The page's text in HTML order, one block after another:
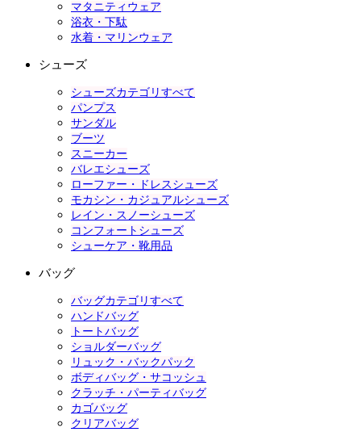
マタニティウェア
浴衣・下駄
水着・マリンウェア
シューズ
シューズカテゴリすべて
パンプス
サンダル
ブーツ
スニーカー
バレエシューズ
ローファー・ドレスシューズ
モカシン・カジュアルシューズ
レイン・スノーシューズ
コンフォートシューズ
シューケア・靴用品
バッグ
バッグカテゴリすべて
ハンドバッグ
トートバッグ
ショルダーバッグ
リュック・バックパック
ボディバッグ・サコッシュ
クラッチ・パーティバッグ
カゴバッグ
クリアバッグ